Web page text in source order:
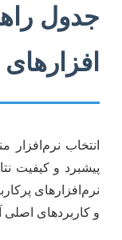
جدول
انتخاب نرم‌افزار
پیشبرد و کیفیت
نرم‌افزارهای
و کاربردهای اصلی